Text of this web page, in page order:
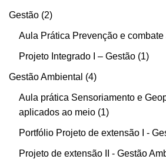
Gestão 2
Aula Prática Prevenção e combate
Projeto Integrado I – Gestão 1
Gestão Ambiental 4
Aula prática Sensoriamento e
aplicados ao meio 1
Portfólio Projeto de extensão I -
Projeto de extensão II - Gestão